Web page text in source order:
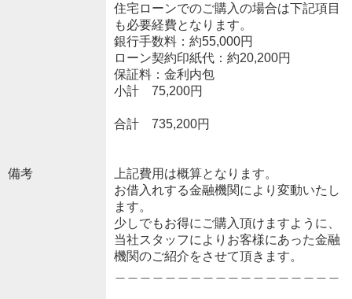
備考
住宅ローンでのご購入の場合は下記項目
も必要経費となります。
銀行手数料：約55,000円
ローン契約印紙代：約20,200円
保証料：金利内包
小計 75,200円
合計 735,200円
上記費用は概算となります。
お借入れする金融機関により変動いたし
ます。
少しでもお得にご購入頂けますように、
当社スタッフによりお客様にあった金融
機関のご紹介をさせて頂きます。